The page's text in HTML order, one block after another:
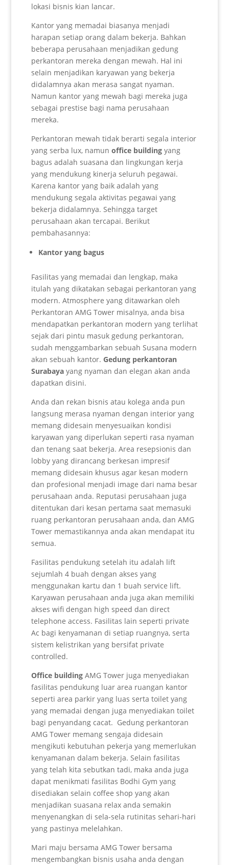
lokasi bisnis kian lancar.
Kantor yang memadai biasanya menjadi
harapan setiap orang dalam bekerja. Bahkan
beberapa perusahaan menjadikan gedung
perkantoran mereka dengan mewah. Hal ini
selain menjadikan karyawan yang bekerja
didalamnya akan merasa sangat nyaman.
Namun kantor yang mewah bagi mereka juga
sebagai prestise bagi nama perusahaan
mereka.
Perkantoran mewah tidak berarti segala interior
yang serba lux, namun office buildingyang
bagus adalah suasana dan lingkungan kerja
yang mendukung kinerja seluruh pegawai.
Karena kantor yang baik adalah yang
mendukung segala aktivitas pegawai yang
bekerja didalamnya. Sehingga target
perusahaan akan tercapai. Berikut
pembahasannya:
Kantor yang bagus
Fasilitas yang memadai dan lengkap, maka
itulah yang dikatakan sebagai perkantoran yang
modern. Atmosphere yang ditawarkan oleh
Perkantoran AMG Tower misalnya, anda bisa
mendapatkan perkantoran modern yang terlihat
sejak dari pintu masuk gedung perkantoran,
sudah menggambarkan sebuah Susana modern
akan sebuah kantor. Gedung perkantoran
Surabaya yang nyaman dan elegan akan anda
dapatkan disini.
Anda dan rekan bisnis atau kolega anda pun
langsung merasa nyaman dengan interior yang
memang didesain menyesuaikan kondisi
karyawan yang diperlukan seperti rasa nyaman
dan tenang saat bekerja. Area resepsionis dan
lobby yang dirancang berkesan impresif
memang didesain khusus agar kesan modern
dan profesional menjadi image dari nama besar
perusahaan anda. Reputasi perusahaan juga
ditentukan dari kesan pertama saat memasuki
ruang perkantoran perusahaan anda, dan AMG
Tower memastikannya anda akan mendapat itu
semua.
Fasilitas pendukung setelah itu adalah lift
sejumlah 4 buah dengan akses yang
menggunakan kartu dan 1 buah service lift.
Karyawan perusahaan anda juga akan memiliki
akses wifi dengan high speed dan direct
telephone access. Fasilitas lain seperti private
Ac bagi kenyamanan di setiap ruangnya, serta
sistem kelistrikan yang bersifat private
controlled.
Office buildingAMG Tower juga menyediakan
fasilitas pendukung luar area ruangan kantor
seperti area parkir yang luas serta toilet yang
yang memadai dengan juga menyediakan toilet
bagi penyandang cacat. Gedung perkantoran
AMG Tower memang sengaja didesain
mengikuti kebutuhan pekerja yang memerlukan
kenyamanan dalam bekerja. Selain fasilitas
yang telah kita sebutkan tadi, maka anda juga
dapat menikmati fasilitas Bodhi Gym yang
disediakan selain coffee shop yang akan
menjadikan suasana relax anda semakin
menyenangkan di sela-sela rutinitas sehari-hari
yang pastinya melelahkan.
Mari maju bersama AMG Tower bersama
mengembangkan bisnis usaha anda dengan